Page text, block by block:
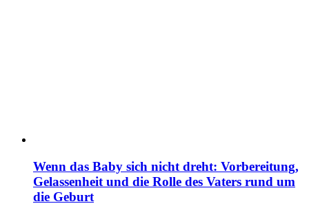
Wenn das Baby sich nicht dreht: Vorbereitung,
Gelassenheit und die Rolle des Vaters rund um
die Geburt